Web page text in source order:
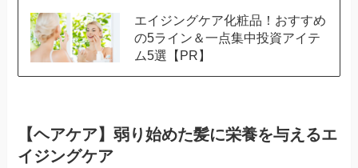
エイジングケア化粧品！おすすめ
の5ライン＆一点集中投資アイテ
ム5選【PR】
【ヘアケア】弱り始めた髪に栄養を与えるエ
イジングケア